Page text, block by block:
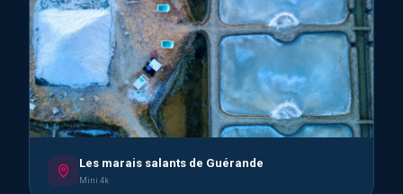
Les marais salants de Guérande
Mini 4k